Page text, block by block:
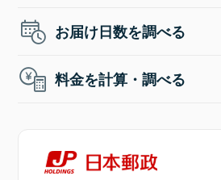
お届け日数を調べる
料金を計算・調べる